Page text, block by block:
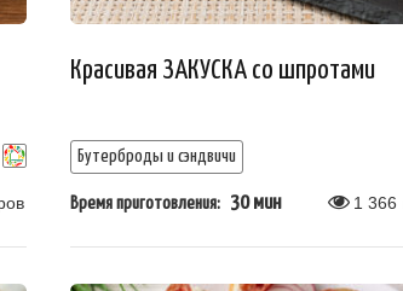
Красивая ЗАКУСКА со шпротами
Бутерброды и сэндвичи
Время приготовления: 30 мин 1 366